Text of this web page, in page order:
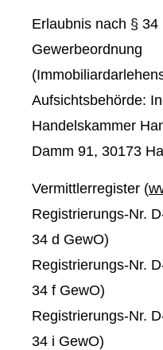
Erlaubnis nach § 34
Gewerbeordnung
Aufsichtsbehörde:
Handelskammer
Damm 91, 30173
Vermittlerregister (
Registrierungs-Nr.
34 d GewO)
Registrierungs-Nr.
34 f GewO)
Registrierungs-Nr.
34 i GewO)